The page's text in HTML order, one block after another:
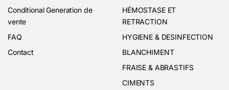
Conditional Generation de
vente
FAQ
Contact
HÉMOSTASE ET
RETRACTION
HYGIENE & DESINFECTION
BLANCHIMENT
FRAISE & ABRASTIFS
CIMENTS